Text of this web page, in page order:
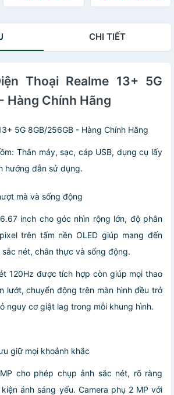
CHI TIẾT
Thoại Realme 13+ 5G
Hàng Chính Hãng
5G 8GB/256GB - Hàng Chính Hãng
Thân máy, sạc, cáp USB, dụng cụ lấy
hướng dẫn sử dụng.
mà và sống động
inch cho góc nhìn rộng lớn, độ phân
trên tấm nền OLED giúp mang đến
nét, chân thực và sống động.
120Hz được tích hợp còn giúp mọi thao
lướt, chuyển động trên màn hình đều trở
nguy cơ giật lag trong mỗi khung hình.
giữ mọi khoảnh khắc
cho phép chụp ảnh sắc nét, rõ ràng
ánh sáng yếu. Camera phụ 2 MP với